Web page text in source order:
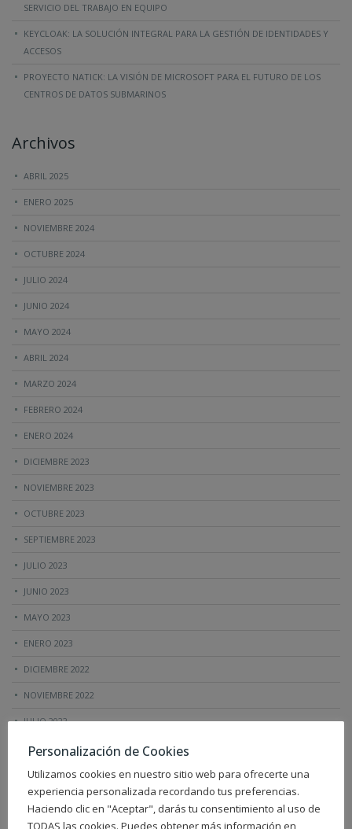
SERVICIO DEL TRABAJO EN EQUIPO
KEYCLOAK: LA SOLUCIÓN INTEGRAL PARA LA GESTIÓN DE IDENTIDADES Y
ACCESOS
PROYECTO NATICK: LA VISIÓN DE MICROSOFT PARA EL FUTURO DE LOS
CENTROS DE DATOS SUBMARINOS
Archivos
ABRIL 2025
ENERO 2025
NOVIEMBRE 2024
OCTUBRE 2024
JULIO 2024
JUNIO 2024
MAYO 2024
ABRIL 2024
MARZO 2024
FEBRERO 2024
ENERO 2024
DICIEMBRE 2023
NOVIEMBRE 2023
OCTUBRE 2023
SEPTIEMBRE 2023
JULIO 2023
JUNIO 2023
MAYO 2023
ENERO 2023
DICIEMBRE 2022
NOVIEMBRE 2022
JULIO 2022
JUNIO 2022
ABRIL 2022
MARZO 2022
OCTUBRE 2021
Personalización de Cookies
Utilizamos cookies en nuestro sitio web para ofrecerte una
experiencia personalizada recordando tus preferencias.
Haciendo clic en "Aceptar", darás tu consentimiento al uso de
TODAS las cookies. Puedes obtener más información en